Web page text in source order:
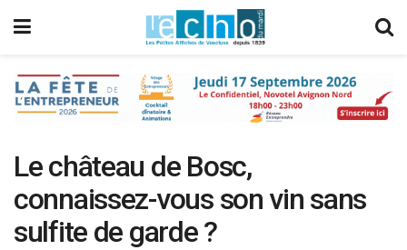
Le château de Bosc,
connaissez-vous son vin sans
sulfite de garde ?